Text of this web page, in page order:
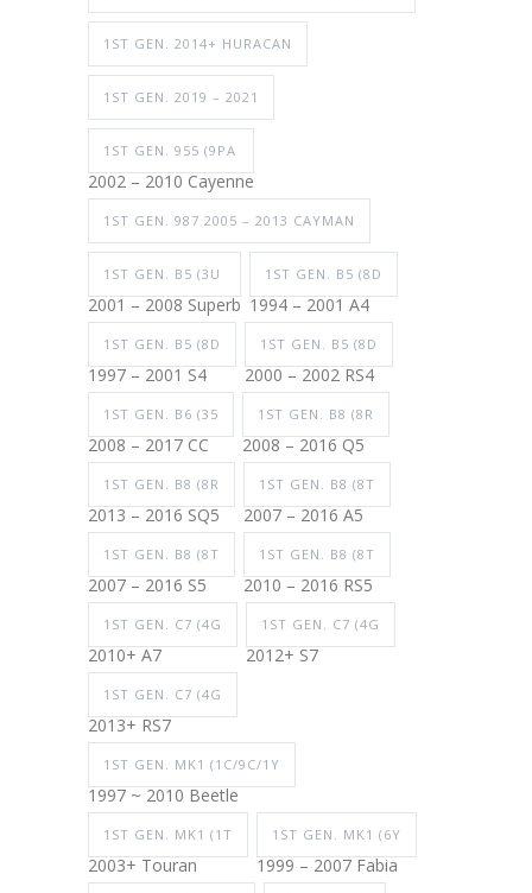
1ST GEN. 2014+ HURACAN
1ST GEN. 2019 – 2021
1ST GEN. 955 (9PA
2002 – 2010 Cayenne
1ST GEN. 987 2005 – 2013 CAYMAN
1ST GEN. B5 (3U
2001 – 2008 Superb
1ST GEN. B5 (8D
1994 – 2001 A4
1ST GEN. B5 (8D
1997 – 2001 S4
1ST GEN. B5 (8D
2000 – 2002 RS4
1ST GEN. B6 (35
2008 – 2017 CC
1ST GEN. B8 (8R
2008 – 2016 Q5
1ST GEN. B8 (8R
2013 – 2016 SQ5
1ST GEN. B8 (8T
2007 – 2016 A5
1ST GEN. B8 (8T
2007 – 2016 S5
1ST GEN. B8 (8T
2010 – 2016 RS5
1ST GEN. C7 (4G
2010+ A7
1ST GEN. C7 (4G
2012+ S7
1ST GEN. C7 (4G
2013+ RS7
1ST GEN. MK1 (1C/9C/1Y
1997 ~ 2010 Beetle
1ST GEN. MK1 (1T
2003+ Touran
1ST GEN. MK1 (6Y
1999 – 2007 Fabia